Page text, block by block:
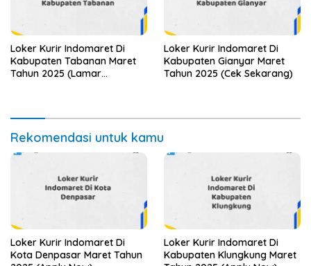
Loker Kurir Indomaret Di
Kabupaten Tabanan Maret
Tahun 2025 (Lamar
Loker Kurir Indomaret Di
Kabupaten Gianyar Maret
Tahun 2025 (Cek Sekarang)
Rekomendasi untuk kamu
Loker Kurir Indomaret Di
Kota Denpasar Maret Tahun
Loker Kurir Indomaret Di
Kabupaten Klungkung Maret